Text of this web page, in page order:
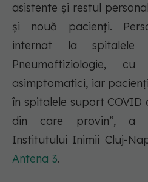
asistente și restul
și nouă pacienți.
internat la spitalele
Pneumoftiziologie,
asimptomatici, iar
în spitalele suport COVID
din care provin”, a
Institutului Inimii Cluj-
Antena 3.